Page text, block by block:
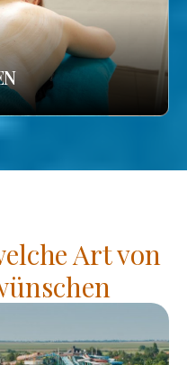
Art von